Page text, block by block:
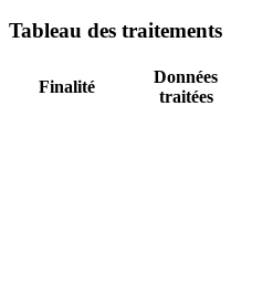
Tableau des traitements
Finalité
Données
traitées